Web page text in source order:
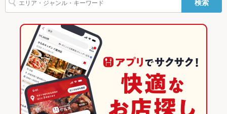
バリアフリ
なし
なし
その他設備 －
その他
飲み放題 なし
思案橋駅 × 韓国料理全般
長崎 × 韓国料理
長崎 × 韓国料理全般
長崎の韓国料理ランキング
長崎市のグルメランキング
長崎市の韓国料理ランキング
思案橋・銅座・新地のグルメランキング
検索